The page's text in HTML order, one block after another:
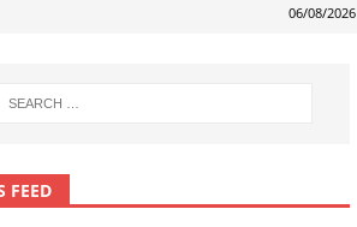
06/08/2026
FEED